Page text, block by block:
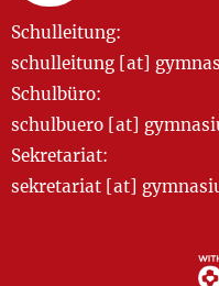
Schulleitung:
schulleitung [at]
Schulbüro:
schulbuero [at]
Sekretariat:
sekretariat [at]